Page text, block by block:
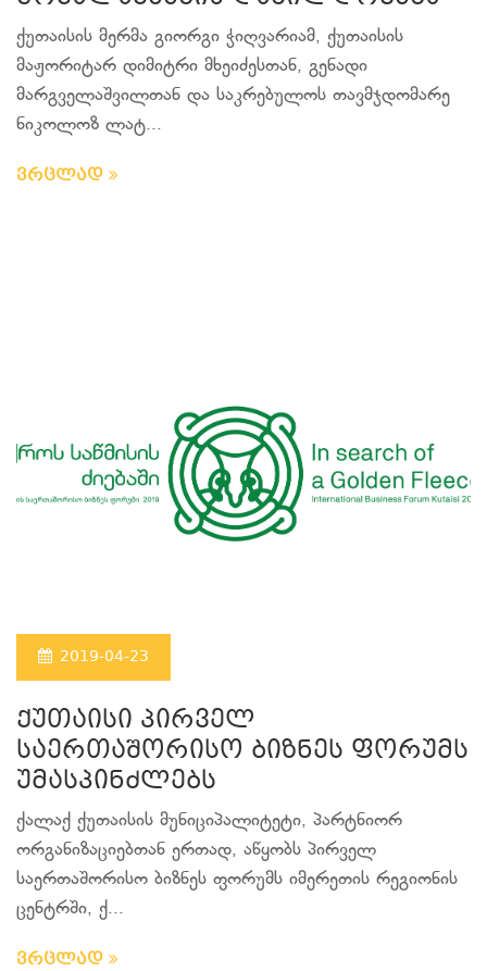
ქუთაისის მერმა გიორგი ჭიღვარიამ, ქუთაისის
მაჟორიტარ დიმიტრი მხეიძესთან, გენადი
მარგველაშვილთან და საკრებულოს თავმჯდომარე
ნიკოლოზ ლატ...
ვრცლად
2019-04-23
ქუთაისი პირველ
საერთაშორისო ბიზნეს ფორუმს
უმასპინძლებს
ქალაქ ქუთაისის მუნიციპალიტეტი, პარტნიორ
ორგანიზაციებთან ერთად, აწყობს პირველ
საერთაშორისო ბიზნეს ფორუმს იმერეთის რეგიონის
ცენტრში, ქ...
ვრცლად